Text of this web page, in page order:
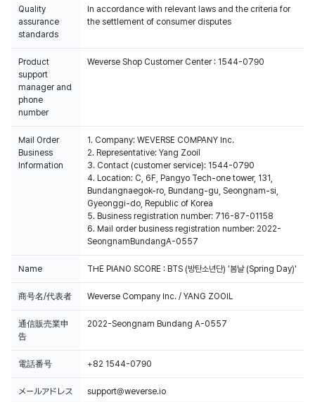
Quality
assurance
standards
In accordance with relevant laws and the criteria for
the settlement of consumer disputes
Product
support
manager and
phone
number
Weverse Shop Customer Center : 1544-0790
Mail Order
Business
Information
1. Company: WEVERSE COMPANY Inc.
2. Representative: Yang Zooil
3. Contact (customer service): 1544-0790
4. Location: C, 6F, Pangyo Tech-one tower, 131,
Bundangnaegok-ro, Bundang-gu, Seongnam-si,
Gyeonggi-do, Republic of Korea
5. Business registration number: 716-87-01158
6. Mail order business registration number: 2022-
SeongnamBundangA-0557
Name THE PIANO SCORE : BTS (방탄소년단) '봄날 (Spring Day)'
商号名/代表者 Weverse Company Inc. / YANG ZOOIL
通信販売業申
告
2022-Seongnam Bundang A-0557
電話番号 +82 1544-0790
メールアドレス support@weverse.io